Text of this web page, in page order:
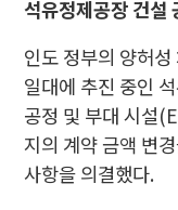
석유정제공장 건설
인도 정부의 양허
일대에 추진 중인
공정 및 부대 시설
지의 계약 금액 변
사항을 의결했다.